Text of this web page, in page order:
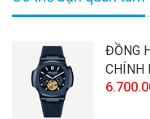
ĐỒNG
CHÍNH
LƯỢNG